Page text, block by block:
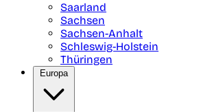
Saarland
Sachsen
Sachsen-Anhalt
Schleswig-Holstein
Thüringen
Europa